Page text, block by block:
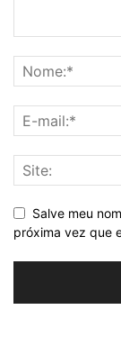
Salve meu
próxima vez que